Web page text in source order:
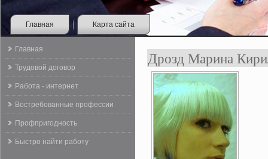
Главная Карта сайта
Главная
Трудовой договор
Работа - интернет
Востребованные профессии
Профпригодность
Быстро найти работу
Дрозд Марина